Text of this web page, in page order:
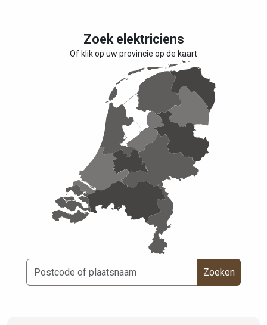
Zoek elektriciens
Of klik op uw provincie op de kaart
Zoeken